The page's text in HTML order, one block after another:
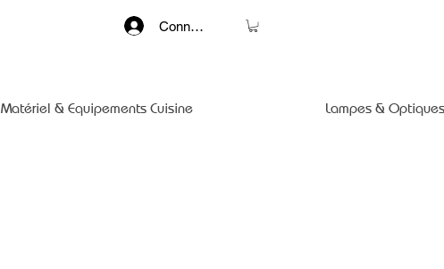
Connexion
Matériel & Equipements Cuisine Lampes &